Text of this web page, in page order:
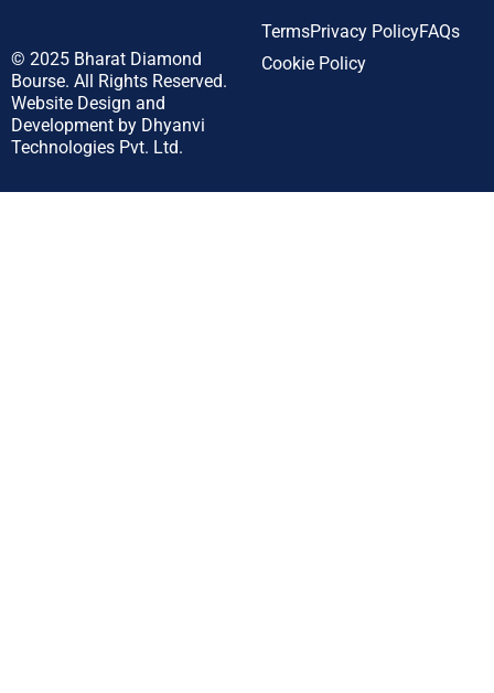
© 2025 Bharat Diamond
Bourse. All Rights Reserved.
Website Design and
Development by Dhyanvi
Technologies Pvt. Ltd.
TermsPrivacy PolicyFAQs
Cookie Policy